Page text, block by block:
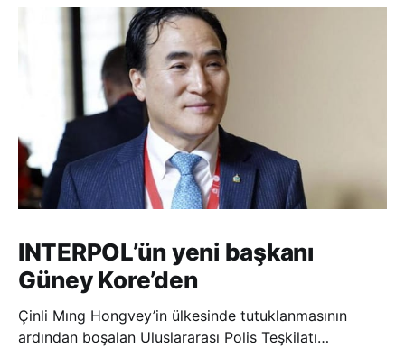
INTERPOL’ün yeni başkanı
Güney Kore’den
Çinli Mıng Hongvey’in ülkesinde tutuklanmasının
ardından boşalan Uluslararası Polis Teşkilatı